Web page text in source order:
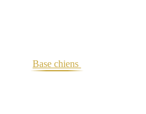
Base chiens